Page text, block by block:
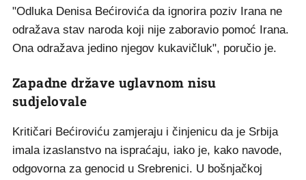
"Odluka Denisa Bećirovića da ignorira poziv Irana ne
odražava stav naroda koji nije zaboravio pomoć Irana.
Ona odražava jedino njegov kukavičluk", poručio je.
Zapadne države uglavnom nisu
sudjelovale
Kritičari Bećiroviću zamjeraju i činjenicu da je Srbija
imala izaslanstvo na ispraćaju, iako je, kako navode,
odgovorna za genocid u Srebrenici. U bošnjačkoj